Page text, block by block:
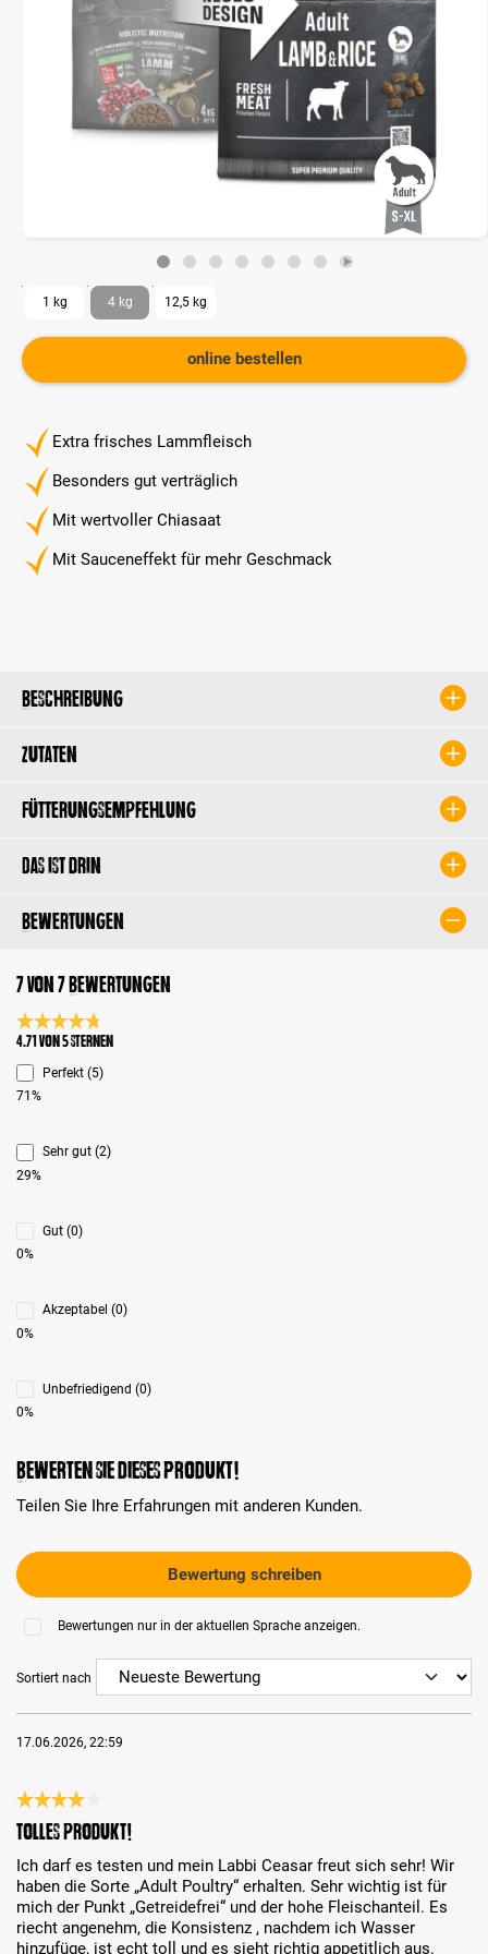
Extra frisches Lammfleisch
Besonders gut verträglich
Mit wertvoller Chiasaat
Mit Sauceneffekt für mehr Geschmack
1 kg 4 kg 12,5 kg
online bestellen
Beschreibung
Zutaten
Fütterungsempfehlung
Das ist drin
Bewertungen
7 von 7 Bewertungen
Durchschnittliche Bewertung 4.7 von 5 Sternen
4.71 von 5 Sternen
Perfekt (5)
71%
Sehr gut (2)
29%
Gut (0)
0%
Akzeptabel (0)
0%
Unbefriedigend (0)
0%
Bewerten Sie dieses Produkt!
Teilen Sie Ihre Erfahrungen mit anderen Kunden.
Bewertung schreiben
Bewertungen nur in der aktuellen Sprache anzeigen.
Sortiert nach
17.06.2026, 22:59
Bewertung mit 4 von 5 Sternen
Tolles Produkt!
Ich darf es testen und mein Labbi Ceasar freut sich sehr! Wir
haben die Sorte „Adult Poultry“ erhalten. Sehr wichtig ist für
mich der Punkt „Getreidefrei“ und der hohe Fleischanteil. Es
riecht angenehm, die Konsistenz , nachdem ich Wasser
hinzufüge, ist echt toll und es sieht richtig appetitlich aus.